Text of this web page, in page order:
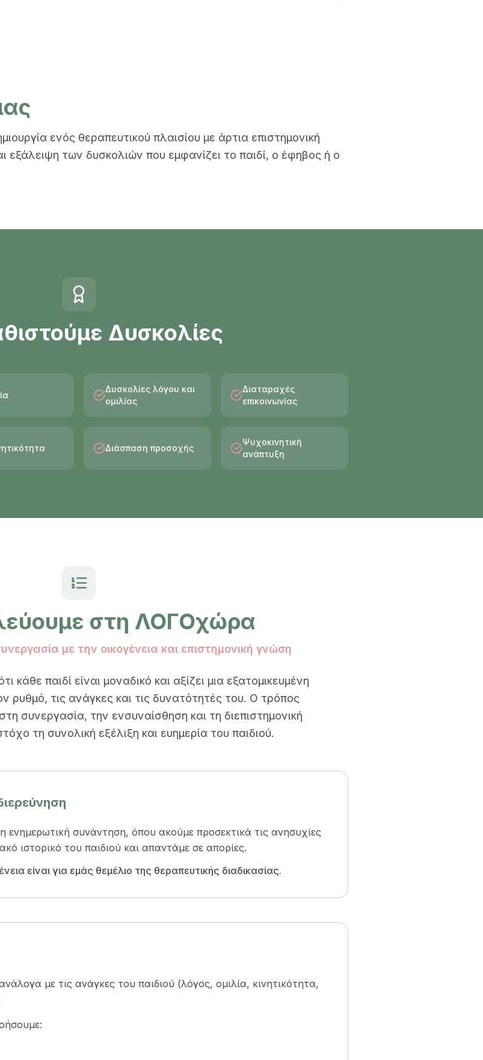
ενός θεραπευτικού πλαισίου με άρτια επιστημονική
εξάλειψη των δυσκολιών που εμφανίζει το παιδί, ο έφηβος ή ο
Δυσκολίες
Δυσκολίες λόγου και
ομιλίας
Διαταραχές
επικοινωνίας
Διάσπαση προσοχής
Ψυχοκινητική
ανάπτυξη
στη ΛΟΓΟχώρα
με την οικογένεια και επιστημονική γνώση
παιδί είναι μοναδικό και αξίζει μια εξατομικευμένη
ρυθμό, τις ανάγκες και τις δυνατότητές του. Ο τρόπος
συνεργασία, την ενσυναίσθηση και τη διεπιστημονική
τη συνολική εξέλιξη και ευημερία του παιδιού.
ενημερωτική συνάντηση, όπου ακούμε προσεκτικά τις ανησυχίες
ιστορικό του παιδιού και απαντάμε σε απορίες.
είναι για εμάς θεμέλιο της θεραπευτικής διαδικασίας.
με τις ανάγκες του παιδιού (λόγος, ομιλία, κινητικότητα,